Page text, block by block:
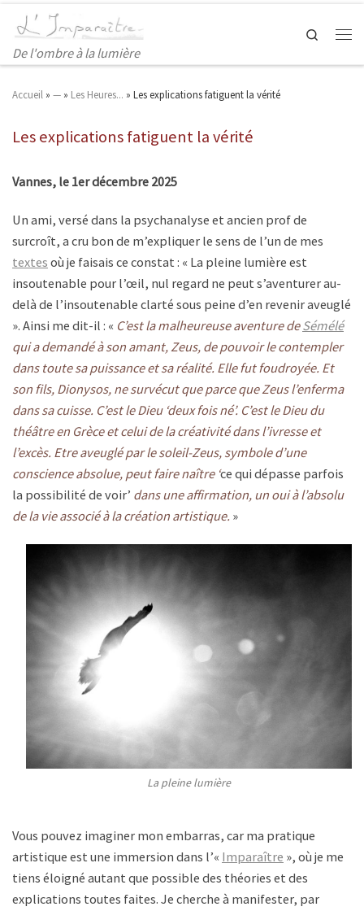
De l'ombre à la lumière
Search
Accueil » — » Les Heures... » Les explications fatiguent la vérité
Les explications fatiguent la vérité
Vannes, le 1er décembre 2025
Un ami, versé dans la psychanalyse et ancien prof de
surcroît, a cru bon de m’expliquer le sens de l’un de mes
textes où je faisais ce constat : « La pleine lumière est
insoutenable pour l’œil, nul regard ne peut s’aventurer au-
delà de l’insoutenable clarté sous peine d’en revenir aveuglé
». Ainsi me dit-il : « C’est la malheureuse aventure deSémélé
qui a demandé à son amant, Zeus, de pouvoir le contempler
dans toute sa puissance et sa réalité. Elle fut foudroyée. Et
son fils, Dionysos, ne survécut que parce que Zeus l’enferma
dans sa cuisse. C’est le Dieu ‘deux fois né’. C’est le Dieu du
théâtre en Grèce et celui de la créativité dans l’ivresse et
l’excès. Etre aveuglé par le soleil-Zeus, symbole d’une
conscience absolue, peut faire naître ‘ce qui dépasse parfois
la possibilité de voir’ dans une affirmation, un oui à l’absolu
de la vie associé à la création artistique. »
La pleine lumière
Vous pouvez imaginer mon embarras, car ma pratique
artistique est une immersion dans l’« Imparaître », où je me
tiens éloigné autant que possible des théories et des
explications toutes faites. Je cherche à manifester, par